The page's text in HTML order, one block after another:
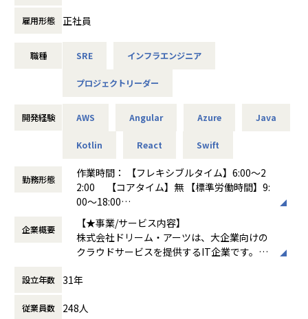
主な業務
・新規機能サービスにおける要件定義や設計
・サーバコストを抑えるため施策の企画、運用
・その他、インフラ業務の効率化や改善
ポート期間と、やりたいことをすばやく実現するための高い
募集背景
弊社は「協創する喜びにあふれる人と組織と社会の発展に貢
献する」 をコーポレート・ミッションに、「情報共有」と
「対話」を重視した独創的かつ高品質なソリューションとサ
ービスを提供しています。DXを求められる大企業はIT人材不
足を大きな課題として抱えています。私たちはIT人材の不足
をビジネス系人材の活用によって補うことで、大企業の業務
のデジタル化推進を支援しています。弊社は、上場を果たし
たこともあり、さらなる成長を目指していく拡大フェーズに
雇用形態 正社員
職種 SRE インフラエンジニア
プロジェクトリーダー
開発経験 AWS Angular Azure Java
Kotlin React Swift
勤務形態
作業時間： 【フレキシブルタイム】6:00～2
2:00 【コアタイム】無 【標準労働時間】9:
00～18:00
働き方：
フルフレックス制
時間外労働の有無： 有（月平均20時間）
休憩時間： 60分
企業概要
【★事業/サービス内容】
株式会社ドリーム・アーツは、大企業向けの
クラウドサービスを提供するIT企業です。主
「SmartDB®」、多店舗ビジネスを支援する
nsuiteX®」があります。これらのサービス
設立年数 31年
従業員数 248人